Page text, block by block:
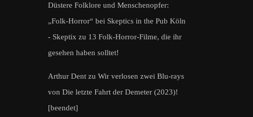
Düstere Folklore und Menschenopfer:
„Folk-Horror“ bei Skeptics in the Pub Köln
- Skeptix zu 13 Folk-Horror-Filme, die ihr
gesehen haben solltet!
Arthur Dent zu Wir verlosen zwei Blu-rays
von Die letzte Fahrt der Demeter (2023)!
[beendet]